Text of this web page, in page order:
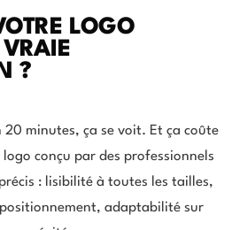
LOGO
?
minutes, ça se voit. Et ça coûte
conçu par des professionnels
: lisibilité à toutes les tailles,
adaptabilité sur